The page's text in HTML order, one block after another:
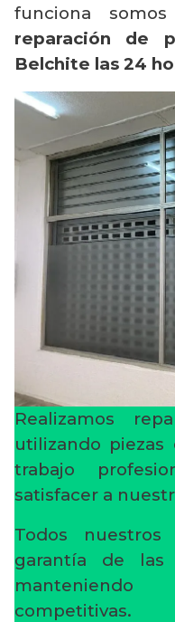
funciona
reparación de
Belchite las 24
Realizamos
utilizando
trabajo
satisfacer a
Todos
garantía de las
competitivas.